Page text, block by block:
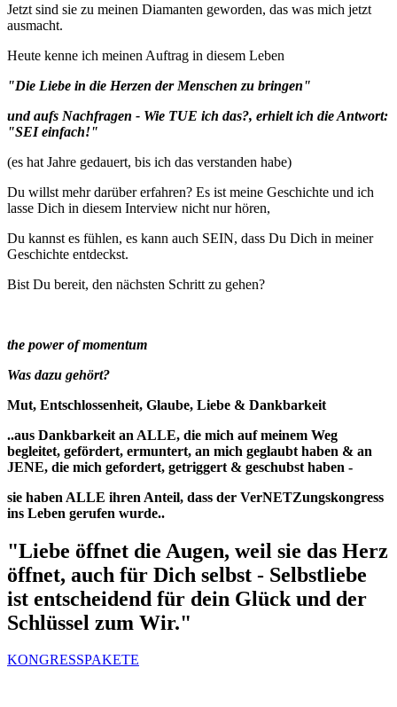
Jetzt sind sie zu meinen Diamanten geworden, das was mich jetzt
ausmacht.
Heute kenne ich meinen Auftrag in diesem Leben
"Die Liebe in die Herzen der Menschen zu bringen"
und aufs Nachfragen - Wie TUE ich das?, erhielt ich die Antwort:
"SEI einfach!"
(es hat Jahre gedauert, bis ich das verstanden habe)
Du willst mehr darüber erfahren? Es ist meine Geschichte und ich
lasse Dich in diesem Interview nicht nur hören,
Du kannst es fühlen, es kann auch SEIN, dass Du Dich in meiner
Geschichte entdeckst.
Bist Du bereit, den nächsten Schritt zu gehen?
the power of momentum
Was dazu gehört?
Mut, Entschlossenheit, Glaube, Liebe & Dankbarkeit
..aus Dankbarkeit an ALLE, die mich auf meinem Weg
begleitet, gefördert, ermuntert, an mich geglaubt haben & an
JENE, die mich gefordert, getriggert & geschubst haben -
sie haben ALLE ihren Anteil, dass der VerNETZungskongress
ins Leben gerufen wurde..
"Liebe öffnet die Augen, weil sie das Herz
öffnet, auch für Dich selbst - Selbstliebe
ist entscheidend für dein Glück und der
Schlüssel zum Wir."
KONGRESSPAKETE